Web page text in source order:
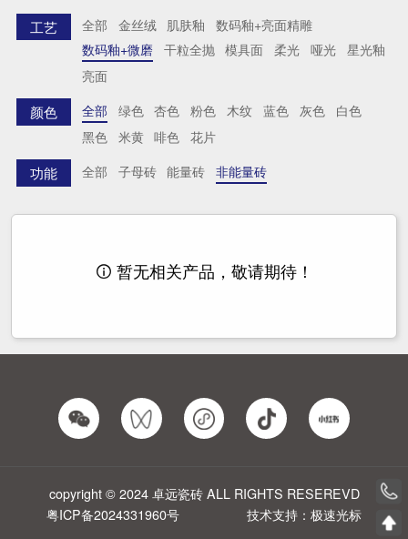
工艺 全部 金丝绒 肌肤釉
数码釉+亮面精雕
数码釉+微磨
干粒全抛 模具面 柔光 哑光
星光釉
亮面
颜色 全部 绿色 杏色 粉色 木纹 蓝色 灰色
白色
黑色
米黄 啡色 花片
功能 全部 子母砖 能量砖 非能量砖
 暂无相关产品，敬请期待！
copyright © 2024 卓远瓷砖 ALL RIGHTS RESEREVD
粤ICP备2024331960号
技术支持：极速光标